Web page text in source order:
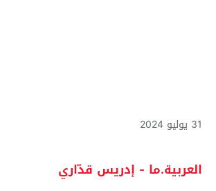
31 يوليو 2024
العربية.ما - إدريس قدّاري